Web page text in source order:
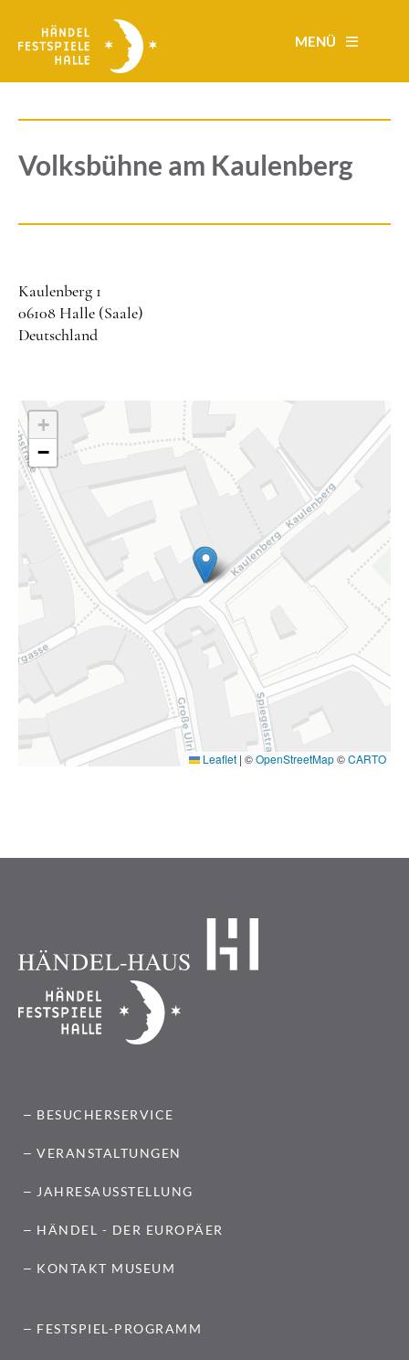
Inhalt
MENÜ
Volksbühne am Kaulenberg
Kaulenberg 1
06108 Halle (Saale)
Deutschland
+
−
Leaflet | ©OpenStreetMap©CARTO
BESUCHERSERVICE
VERANSTALTUNGEN
JAHRESAUSSTELLUNG
HÄNDEL - DER EUROPÄER
KONTAKT MUSEUM
FESTSPIEL-PROGRAMM